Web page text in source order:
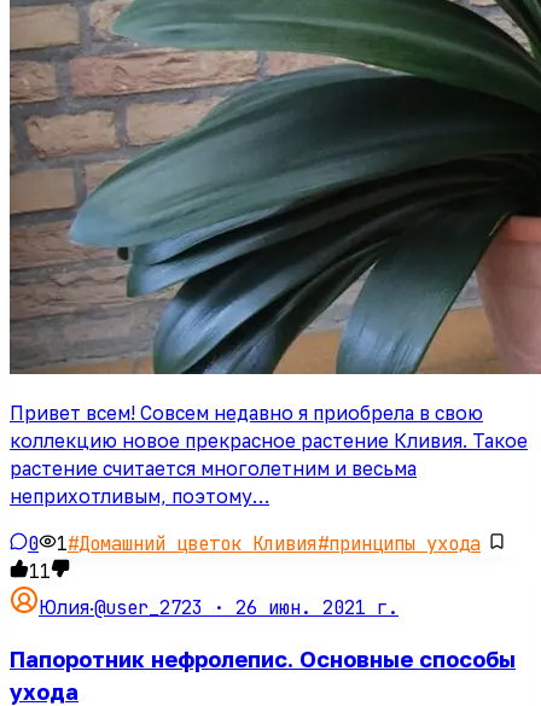
Привет всем! Совсем недавно я приобрела в свою
коллекцию новое прекрасное растение Кливия. Такое
растение считается многолетним и весьма
неприхотливым, поэтому…
0 1#Домашний цветок Кливия#принципы ухода
11
Юлия·@user_2723 · 26 июн. 2021 г.
Папоротник нефролепис. Основные способы
ухода